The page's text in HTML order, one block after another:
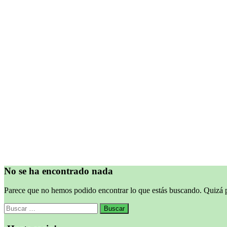
No se ha encontrado nada
Parece que no hemos podido encontrar lo que estás buscando. Quizá
Buscar: